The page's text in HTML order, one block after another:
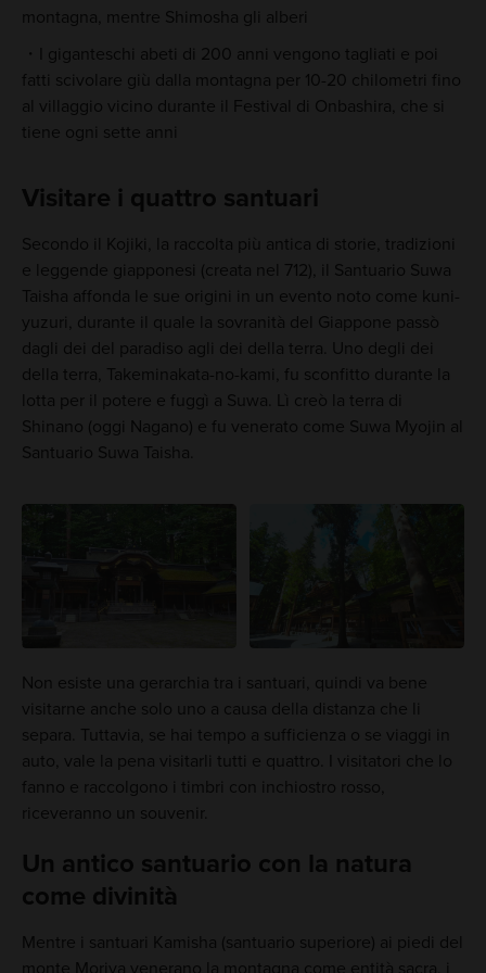
montagna, mentre Shimosha gli alberi
I giganteschi abeti di 200 anni vengono tagliati e poi
fatti scivolare giù dalla montagna per 10-20 chilometri fino
al villaggio vicino durante il Festival di Onbashira, che si
tiene ogni sette anni
Visitare i quattro santuari
Secondo il Kojiki, la raccolta più antica di storie, tradizioni
e leggende giapponesi (creata nel 712), il Santuario Suwa
Taisha affonda le sue origini in un evento noto come kuni-
yuzuri, durante il quale la sovranità del Giappone passò
dagli dei del paradiso agli dei della terra. Uno degli dei
della terra, Takeminakata-no-kami, fu sconfitto durante la
lotta per il potere e fuggì a Suwa. Lì creò la terra di
Shinano (oggi Nagano) e fu venerato come Suwa Myojin al
Santuario Suwa Taisha.
Non esiste una gerarchia tra i santuari, quindi va bene
visitarne anche solo uno a causa della distanza che li
separa. Tuttavia, se hai tempo a sufficienza o se viaggi in
auto, vale la pena visitarli tutti e quattro. I visitatori che lo
fanno e raccolgono i timbri con inchiostro rosso,
riceveranno un souvenir.
Un antico santuario con la natura
come divinità
Mentre i santuari Kamisha (santuario superiore) ai piedi del